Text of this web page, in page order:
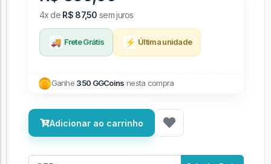
4x de R$ 87,50 sem juros
🚚 Frete Grátis ⚡ Última unidade
Ganhe 350 GGCoins nesta compra
Adicionar ao carrinho